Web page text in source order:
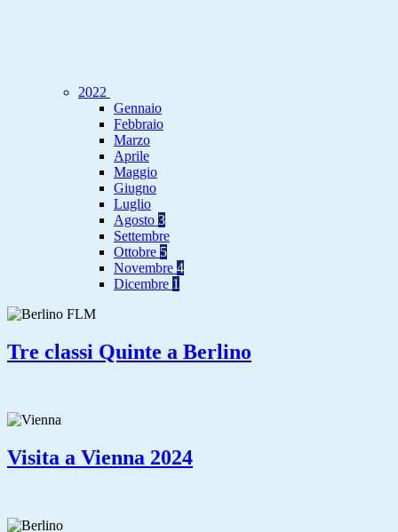
2022
Gennaio
Febbraio
Marzo
Aprile
Maggio
Giugno
Luglio
Agosto 3
Settembre
Ottobre 5
Novembre 4
Dicembre 1
Tre classi Quinte a Berlino
Visita a Vienna 2024